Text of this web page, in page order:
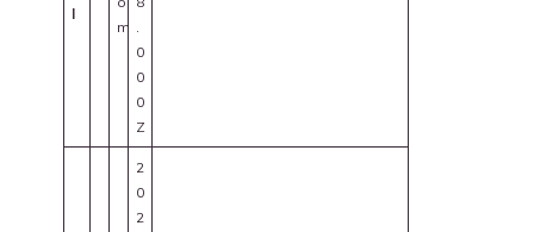
l
m
0
0
0
Z
2
0
2